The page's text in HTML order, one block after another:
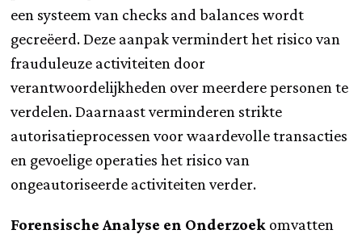
een systeem van checks and balances wordt
gecreëerd. Deze aanpak vermindert het risico van
frauduleuze activiteiten door
verantwoordelijkheden over meerdere personen te
verdelen. Daarnaast verminderen strikte
autorisatieprocessen voor waardevolle transacties
en gevoelige operaties het risico van
ongeautoriseerde activiteiten verder.
Forensische Analyse en Onderzoek omvatten